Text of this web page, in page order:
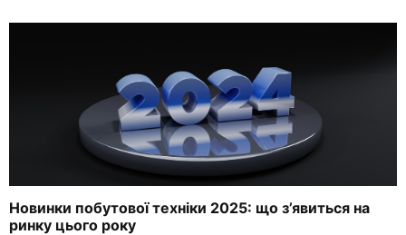
Новинки побутової техніки 2025: що з’явиться на
ринку цього року